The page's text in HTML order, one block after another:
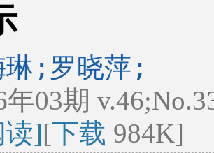
琳;罗晓萍;
年03期
][下载 984K]